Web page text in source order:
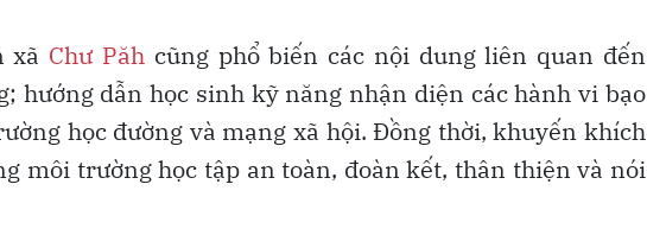
xã Chư Păh cũng phổ biến các nội dung liên quan đến
hướng dẫn học sinh kỹ năng nhận diện các hành vi bạo
học đường và mạng xã hội. Đồng thời, khuyến khích
môi trường học tập an toàn, đoàn kết, thân thiện và nói